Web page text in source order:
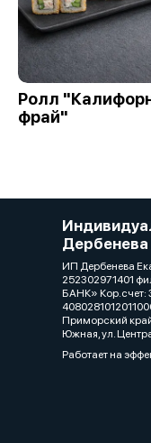
Ролл
фрай"
Дербенева
ИП Дербенева
252302971401
БАНК» Кор.счет:
Приморский
Южная, ул.
Работает на